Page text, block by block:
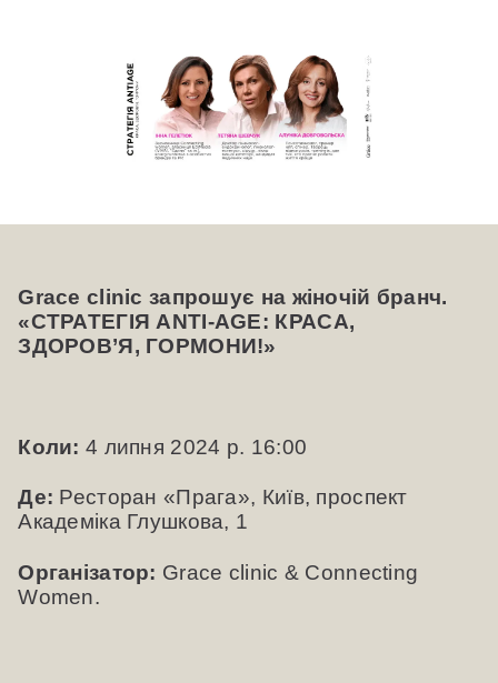
Grace clinic запрошує на жіночій бранч.
«СТРАТЕГІЯ ANTI-AGE: КРАСА,
ЗДОРОВ’Я, ГОРМОНИ!»
Коли: 4 липня 2024 р. 16:00
Де: Ресторан «Прага», Київ, проспект
Академіка Глушкова, 1
Організатор: Grace clinic & Connecting
Women.